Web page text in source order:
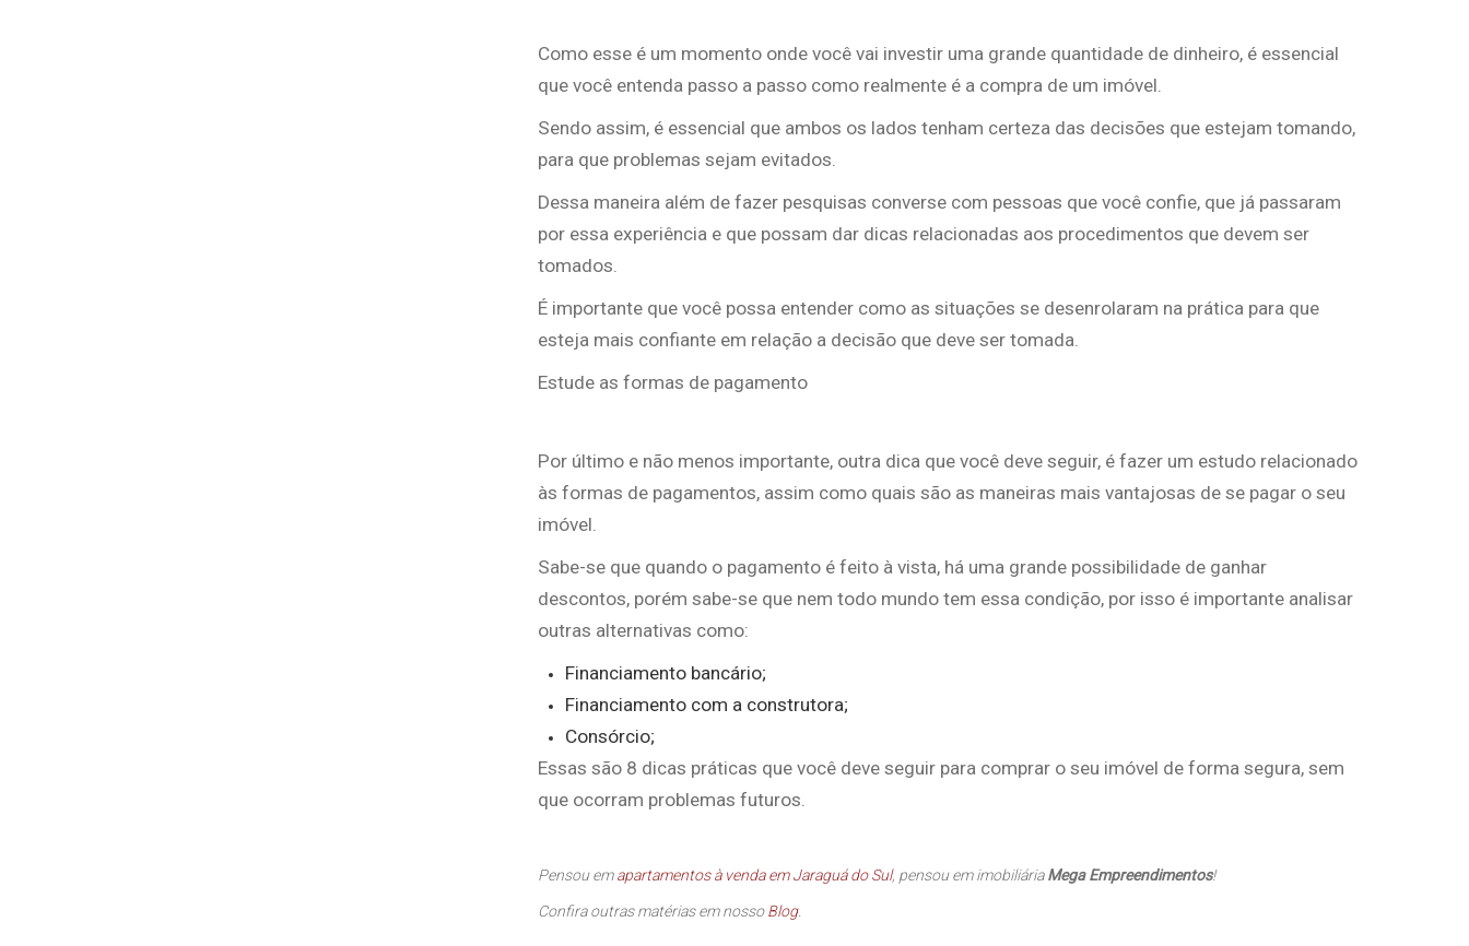
Como esse é um momento onde você vai investir uma grande quantidade de dinheiro, é essencial
que você entenda passo a passo como realmente é a compra de um imóvel.
Sendo assim, é essencial que ambos os lados tenham certeza das decisões que estejam tomando,
para que problemas sejam evitados.
Dessa maneira além de fazer pesquisas converse com pessoas que você confie, que já passaram
por essa experiência e que possam dar dicas relacionadas aos procedimentos que devem ser
tomados.
É importante que você possa entender como as situações se desenrolaram na prática para que
esteja mais confiante em relação a decisão que deve ser tomada.
Estude as formas de pagamento
Por último e não menos importante, outra dica que você deve seguir, é fazer um estudo relacionado
às formas de pagamentos, assim como quais são as maneiras mais vantajosas de se pagar o seu
imóvel.
Sabe-se que quando o pagamento é feito à vista, há uma grande possibilidade de ganhar
descontos, porém sabe-se que nem todo mundo tem essa condição, por isso é importante analisar
outras alternativas como:
Financiamento bancário;
Financiamento com a construtora;
Consórcio;
Essas são 8 dicas práticas que você deve seguir para comprar o seu imóvel de forma segura, sem
que ocorram problemas futuros.
Pensou emapartamentos à venda em Jaraguá do Sul, pensou em imobiliáriaMega Empreendimentos!
Confira outras matérias em nossoBlog.